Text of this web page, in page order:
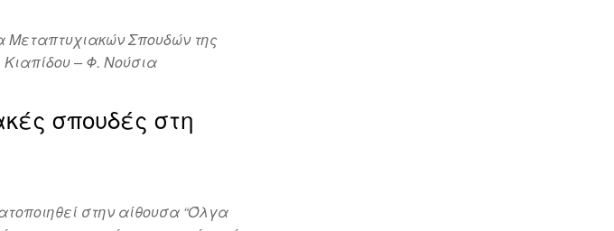
Μεταπτυχιακών Σπουδών της
– Φ. Νούσια
σπουδές στη
στην αίθουσα “Όλγα